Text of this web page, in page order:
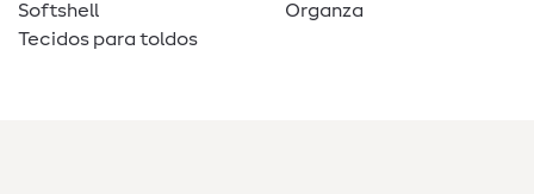
Softshell
Tecidos para toldos
Organza